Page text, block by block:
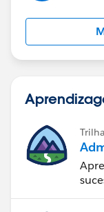
Trilha